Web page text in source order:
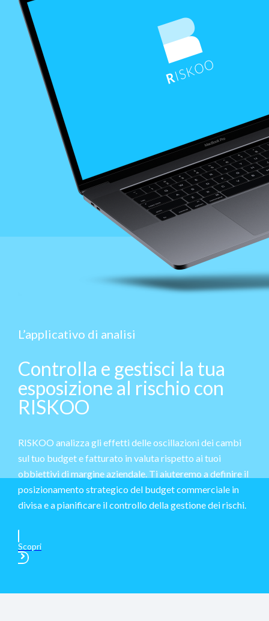
L’applicativo di analisi
Controlla e gestisci la tua
esposizione al rischio con
RISKOO
RISKOO analizza gli effetti delle oscillazioni dei cambi
sul tuo budget e fatturato in valuta rispetto ai tuoi
obbiettivi di margine aziendale. Ti aiuteremo a definire il
posizionamento strategico del budget commerciale in
divisa e a pianificare il controllo della gestione dei rischi.
Scopri